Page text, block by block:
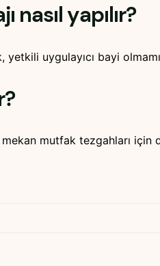
yapılır?
uygulayıcı bayi
mutfak tezgahları için